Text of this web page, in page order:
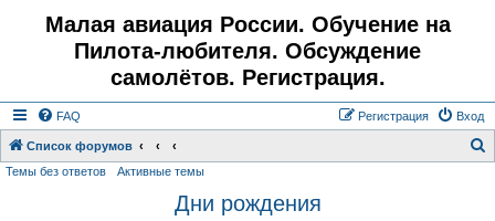
Малая авиация России. Обучение на
Пилота-любителя. Обсуждение
самолётов. Регистрация.
FAQ Вход
Регистрация
Список форумов
Темы без ответов Активные темы
Дни рождения